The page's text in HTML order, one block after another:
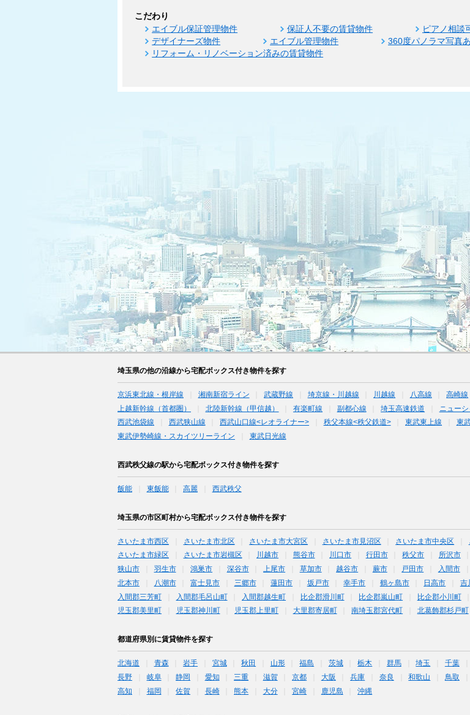
こだわり
エイブル保証管理物件 保証人不要の賃貸物件 ピアノ相談
デザイナーズ物件
エイブル管理物件 360度パノラマ写真
リフォーム・リノベーション済みの賃貸物件
埼玉県の他の沿線から宅配ボックス付き物件を探す
京浜東北線・根岸線 湘南新宿ライン 武蔵野線 埼京線・川越線 川越線 八高線 高崎線
上越新幹線（首都圏）
北陸新幹線（甲信越） 有楽町線 副都心線 埼玉高速鉄道 ニュー
西武池袋線
西武狭山線 西武山口線<レオライナー> 秩父本線<秩父鉄道> 東武東上線 東
東武伊勢崎線・スカイツリーライン
東武日光線
西武秩父線の駅から宅配ボックス付き物件を探す
飯能 東飯能 高麗 西武秩父
埼玉県の市区町村から宅配ボックス付き物件を探す
さいたま市西区 さいたま市北区 さいたま市大宮区 さいたま市見沼区 さいたま市中央区
さいたま市緑区
さいたま市岩槻区 川越市 熊谷市 川口市 行田市 秩父市 所沢市
狭山市
羽生市 鴻巣市 深谷市 上尾市 草加市 越谷市 蕨市 戸田市 入間市
北本市
八潮市 富士見市 三郷市 蓮田市 坂戸市 幸手市 鶴ヶ島市 日高市 吉
入間郡三芳町
入間郡毛呂山町 入間郡越生町 比企郡滑川町 比企郡嵐山町 比企郡小川町
児玉郡美里町
児玉郡神川町 児玉郡上里町 大里郡寄居町 南埼玉郡宮代町 北葛飾郡杉戸町
都道府県別に賃貸物件を探す
北海道 青森 岩手 宮城 秋田 山形 福島 茨城 栃木 群馬 埼玉 千葉
長野
岐阜 静岡 愛知 三重 滋賀 京都 大阪 兵庫 奈良 和歌山 鳥取
高知
福岡 佐賀 長崎 熊本 大分 宮崎 鹿児島 沖縄